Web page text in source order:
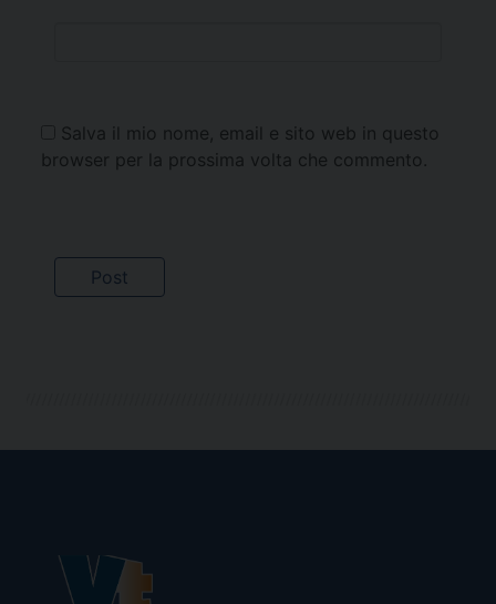
Salva il mio nome, email e sito web in questo
browser per la prossima volta che commento.